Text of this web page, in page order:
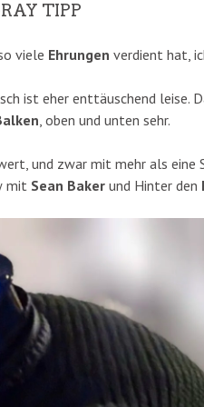
TIPP
viele Ehrungen verdient hat,
ist eher enttäuschend leise.
, oben und unten sehr.
und zwar mit mehr als eine
mit Sean Baker und Hinter den